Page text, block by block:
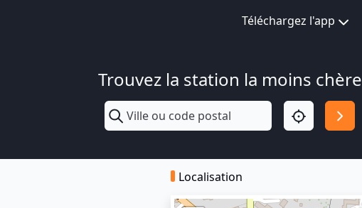
Téléchargez l'app
Trouvez la station la moins chère
Localisation